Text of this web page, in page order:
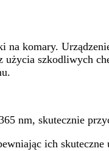
na komary.
szkodliwych
nm, skutecznie
ich skuteczne